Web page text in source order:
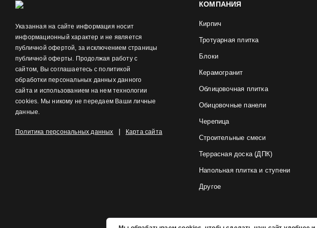
Указанная на сайте информация носит
информационный характер и не является
публичной офертой, за исключением страницы
публичной оферты. Продолжая работу с
сайтом, Вы соглашаетесь с политикой
обработки персональных данных данного
сайта и использованием на нем технологии
cookies. Мы никому не передаем Ваши личные
данные.
Политика персональных данных | Карта сайта
КОМПАНИЯ
Кирпич
Тротуарная плитка
Блоки
Керамогранит
Облицовочная плитка
Обицовочные панели
Черепица
Строительные смеси
Террасная доска (ДПК)
Напольная плитка и ступени
Другое